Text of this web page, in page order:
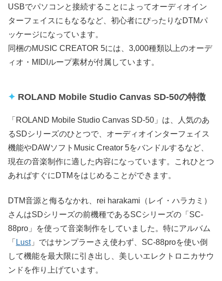
USBでパソコンと接続することによってオーディオイン
ターフェイスにもなるなど、初心者にぴったりなDTMパ
ッケージになっています。
同梱のMUSIC CREATOR 5には、3,000種類以上のオーデ
ィオ・MIDIループ素材が付属しています。
ROLAND Mobile Studio Canvas SD-50の特徴
「ROLAND Mobile Studio Canvas SD-50」は、人気のあ
るSDシリーズのひとつで、オーディオインターフェイス
機能やDAWソフトMusic Creator 5をバンドルするなど、
現在の音楽制作に適した内容になっています。これひとつ
あればすぐにDTMをはじめることができます。
DTM音源と侮るなかれ、rei harakami（レイ・ハラカミ）
さんはSDシリーズの前機種であるSCシリーズの「SC-
88pro」を使って音楽制作をしていました。特にアルバム
「 Lust」ではサンプラーさえ使わず、SC-88proを使い倒
して機能を最大限に引き出し、美しいエレクトロニカサウ
ンドを作り上げています。